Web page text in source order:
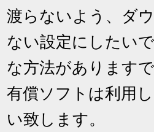
渡らないよう、ダ
ない設定にしたい
な方法があります
有償ソフトは利用
い致します。